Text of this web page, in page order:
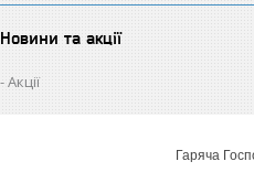
Новини та акції
Акції